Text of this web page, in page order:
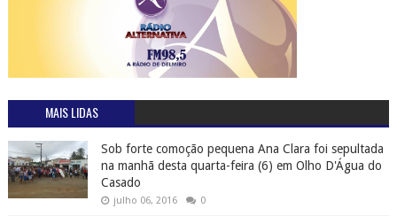
MAIS LIDAS
Sob forte comoção pequena Ana Clara foi sepultada
na manhã desta quarta-feira (6) em Olho D'Água do
Casado
julho 06, 2016 0